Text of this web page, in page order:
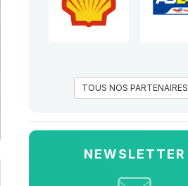
TOUS NOS PARTENAIRES
NEWSLETTER